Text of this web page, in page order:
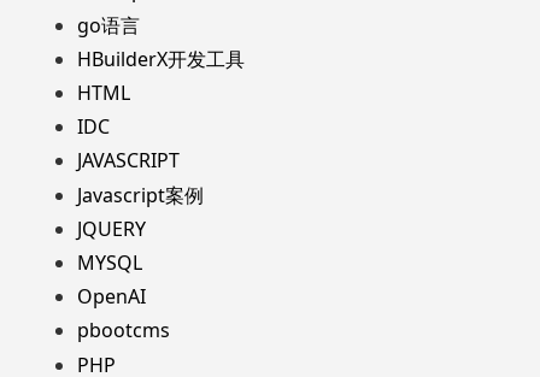
go语言
HBuilderX开发工具
HTML
IDC
JAVASCRIPT
Javascript案例
JQUERY
MYSQL
OpenAI
pbootcms
PHP